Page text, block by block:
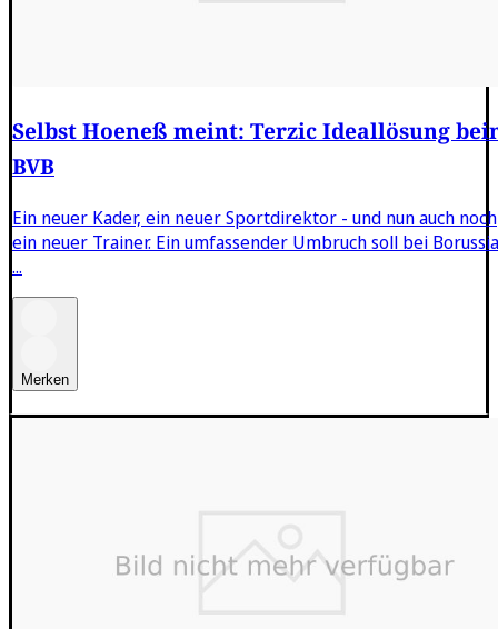
Selbst Hoeneß meint: Terzic Ideallösung
BVB
Ein neuer Kader, ein neuer Sportdirektor - und nun auch noch
ein neuer Trainer. Ein umfassender Umbruch soll bei Borussia
...
Merken